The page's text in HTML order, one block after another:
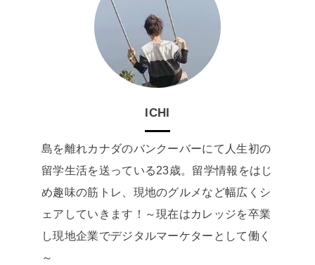
ICHI
島を離れカナダのバンクーバーにて人生初の
留学生活を送っている23歳。留学情報をはじ
め趣味の筋トレ、現地のグルメなど幅広くシ
ェアしていきます！～現在はカレッジを卒業
し現地企業でデジタルマーケターとして働く
～